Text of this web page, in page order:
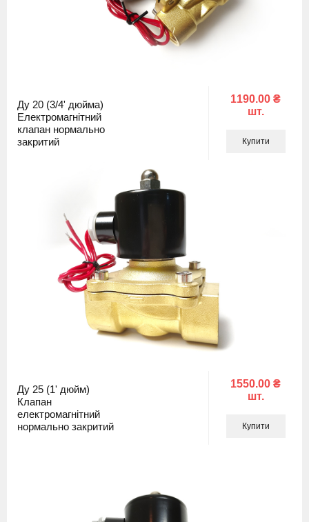
Ду 20 (3/4' дюйма)
Електромагнітний
клапан нормально
закритий
1190.00 ₴
шт.
Купити
Ду 25 (1' дюйм)
Клапан
електромагнітний
нормально закритий
1550.00 ₴
шт.
Купити